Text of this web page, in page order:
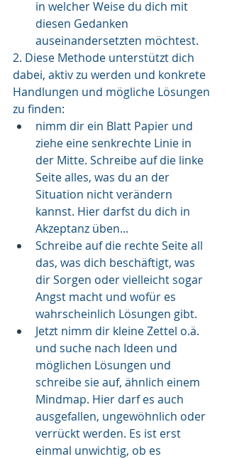
in welcher Weise du dich mit
diesen Gedanken
auseinandersetzten möchtest.
2. Diese Methode unterstützt dich
dabei, aktiv zu werden und konkrete
Handlungen und mögliche Lösungen
zu finden:
nimm dir ein Blatt Papier und
ziehe eine senkrechte Linie in
der Mitte. Schreibe auf die linke
Seite alles, was du an der
Situation nicht verändern
kannst. Hier darfst du dich in
Akzeptanz üben...
Schreibe auf die rechte Seite all
das, was dich beschäftigt, was
dir Sorgen oder vielleicht sogar
Angst macht und wofür es
wahrscheinlich Lösungen gibt.
Jetzt nimm dir kleine Zettel o.ä.
und suche nach Ideen und
möglichen Lösungen und
schreibe sie auf, ähnlich einem
Mindmap. Hier darf es auch
ausgefallen, ungewöhnlich oder
verrückt werden. Es ist erst
einmal unwichtig, ob es